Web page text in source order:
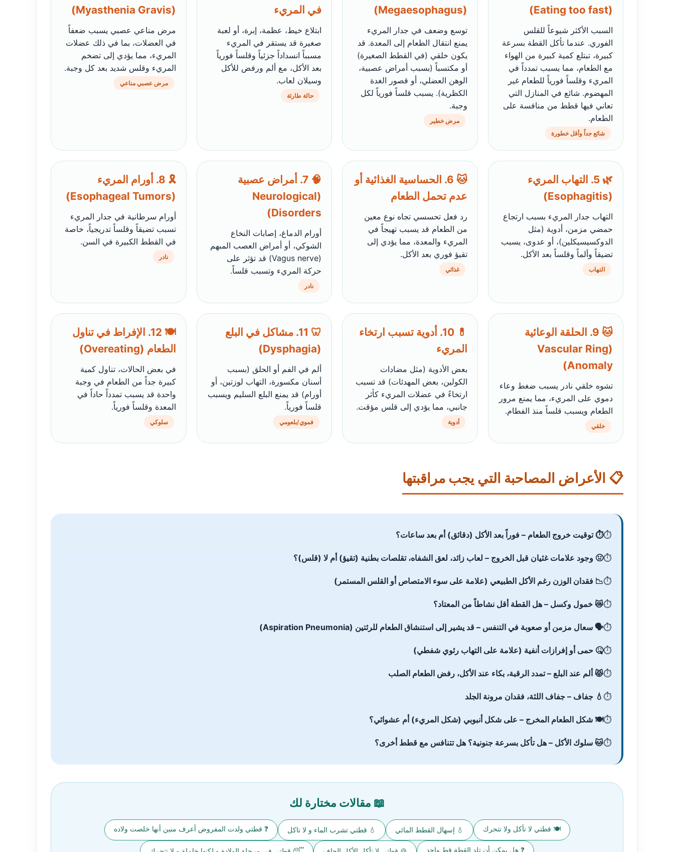
(Eating too fast)
السبب الأكثر شيوعاً للقلس
الفوري. عندما تأكل القطة بسرعة
كبيرة، تبتلع كمية كبيرة من الهواء
مع الطعام، مما يسبب تمدداً في
المريء وقلساً فورياً للطعام غير
المهضوم. شائع في المنازل التي
تعاني فيها قطط من منافسة على
الطعام.
شائع جداً وأقل خطورة
(Megaesophagus)
توسع وضعف في جدار المريء
يمنع انتقال الطعام إلى المعدة. قد
يكون خلقي (في القطط الصغيرة)
أو مكتسباً (بسبب أمراض عصبية،
الوهن العضلي، أو قصور الغدة
الكظرية). يسبب قلساً فورياً لكل
وجبة.
مرض خطير
في المريء
ابتلاع خيط، عظمة، إبرة، أو لعبة
صغيرة قد يستقر في المريء
مسبباً انسداداً جزئياً وقلساً فورياً
بعد الأكل، مع ألم ورفض للأكل
وسيلان لعاب.
حالة طارئة
(Myasthenia Gravis)
مرض مناعي عصبي يسبب ضعفاً
في العضلات، بما في ذلك عضلات
المريء، مما يؤدي إلى تضخم
المريء وقلس شديد بعد كل وجبة.
مرض عصبي مناعي
🌿 5. التهاب المريء
(Esophagitis)
التهاب جدار المريء بسبب ارتجاع
حمضي مزمن، أدوية (مثل
الدوكسيسيكلين)، أو عدوى، يسبب
تضيقاً وألماً وقلساً بعد الأكل.
التهاب
🐱 6. الحساسية الغذائية أو
عدم تحمل الطعام
رد فعل تحسسي تجاه نوع معين
من الطعام قد يسبب تهيجاً في
المريء والمعدة، مما يؤدي إلى
تقيؤ فوري بعد الأكل.
غذائي
🧠 7. أمراض عصبية
(Neurological
Disorders)
أورام الدماغ، إصابات النخاع
الشوكي، أو أمراض العصب المبهم
(Vagus nerve) قد تؤثر على
حركة المريء وتسبب قلساً.
نادر
🎗️ 8. أورام المريء
(Esophageal Tumors)
أورام سرطانية في جدار المريء
تسبب تضيقاً وقلساً تدريجياً، خاصة
في القطط الكبيرة في السن.
نادر
🐱 9. الحلقة الوعائية
(Vascular Ring
Anomaly)
تشوه خلقي نادر يسبب ضغط وعاء
دموي على المريء، مما يمنع مرور
الطعام ويسبب قلساً منذ الفطام.
خلقي
💊 10. أدوية تسبب ارتخاء
المريء
بعض الأدوية (مثل مضادات
الكولين، بعض المهدئات) قد تسبب
ارتخاءً في عضلات المريء كأثر
جانبي، مما يؤدي إلى قلس مؤقت.
أدوية
🦷 11. مشاكل في البلع
(Dysphagia)
ألم في الفم أو الحلق (بسبب
أسنان مكسورة، التهاب لوزتين، أو
أورام) قد يمنع البلع السليم ويسبب
قلساً فورياً.
فموي/بلعومي
🍽️ 12. الإفراط في تناول
الطعام (Overeating)
في بعض الحالات، تناول كمية
كبيرة جداً من الطعام في وجبة
واحدة قد يسبب تمدداً حاداً في
المعدة وقلساً فورياً.
سلوكي
📋 الأعراض المصاحبة التي يجب مراقبتها
⏱️ توقيت خروج الطعام – فوراً بعد الأكل (دقائق) أم بعد ساعات؟
🤢 وجود علامات غثيان قبل الخروج – لعاب زائد، لعق الشفاه، تقلصات بطنية (تقيؤ) أم لا (قلس)؟
📉 فقدان الوزن رغم الأكل الطبيعي (علامة على سوء الامتصاص أو القلس المستمر)
😿 خمول وكسل – هل القطة أقل نشاطاً من المعتاد؟
🗣️ سعال مزمن أو صعوبة في التنفس – قد يشير إلى استنشاق الطعام للرئتين (Aspiration Pneumonia)
🤒 حمى أو إفرازات أنفية (علامة على التهاب رئوي شفطي)
😾 ألم عند البلع – تمدد الرقبة، بكاء عند الأكل، رفض الطعام الصلب
💧 جفاف – جفاف اللثة، فقدان مرونة الجلد
🍽️ شكل الطعام المخرج – على شكل أنبوبي (شكل المريء) أم عشوائي؟
🐱 سلوك الأكل – هل تأكل بسرعة جنونية؟ هل تتنافس مع قطط أخرى؟
📖 مقالات مختارة لك
🍽️ قطتي لا تأكل ولا تتحرك 💧 إسهال القطط المائي 💧 قطتي تشرب الماء و لا تاكل ❓ قطتي ولدت المفروض أعرف منين أنها خلصت ولاده
❓ هل يمكن أن تلد القطة قط واحد